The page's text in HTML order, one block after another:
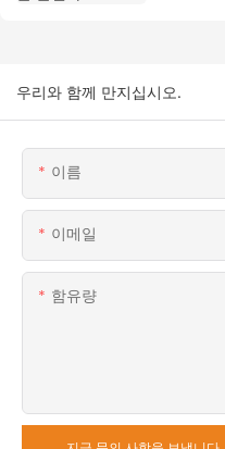
우리와 함께 만지십시오.
이름
이메일
함유량